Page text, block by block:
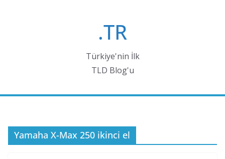
.TR
Türkiye'nin İlk
TLD Blog'u
Yamaha X-Max 250 ikinci el